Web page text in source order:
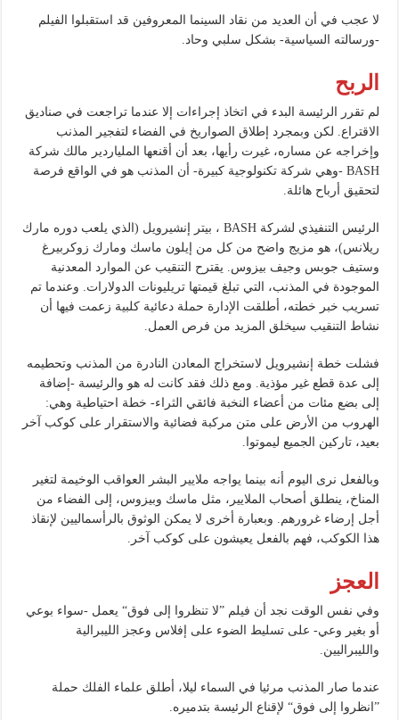
لا عجب في أن العديد من نقاد السينما المعروفين قد استقبلوا الفيلم
-ورسالته السياسية- بشكل سلبي وحاد.
الربح
لم تقرر الرئيسة البدء في اتخاذ إجراءات إلا عندما تراجعت في صناديق
الاقتراع. لكن وبمجرد إطلاق الصواريخ في الفضاء لتفجير المذنب
وإخراجه عن مساره، غيرت رأيها، بعد أن أقنعها الملياردير مالك شركة
BASH -وهي شركة تكنولوجية كبيرة- أن المذنب هو في الواقع فرصة
لتحقيق أرباح هائلة.
الرئيس التنفيذي لشركة BASH ، بيتر إنشيرويل (الذي يلعب دوره مارك
ريلانس)، هو مزيج واضح من كل من إيلون ماسك ومارك زوكربيرغ
وستيف جوبس وجيف بيزوس. يقترح التنقيب عن الموارد المعدنية
الموجودة في المذنب، التي تبلغ قيمتها تريليونات الدولارات. وعندما تم
تسريب خبر خطته، أطلقت الإدارة حملة دعائية كلبية زعمت فيها أن
نشاط التنقيب سيخلق المزيد من فرص العمل.
فشلت خطة إنشيرويل لاستخراج المعادن النادرة من المذنب وتحطيمه
إلى عدة قطع غير مؤذية. ومع ذلك فقد كانت له هو والرئيسة -إضافة
إلى بضع مئات من أعضاء النخبة فائقي الثراء- خطة احتياطية وهي:
الهروب من الأرض على متن مركبة فضائية والاستقرار على كوكب آخر
بعيد، تاركين الجميع ليموتوا.
وبالفعل نرى اليوم أنه بينما يواجه ملايير البشر العواقب الوخيمة لتغير
المناخ، ينطلق أصحاب الملايير، مثل ماسك وبيزوس، إلى الفضاء من
أجل إرضاء غرورهم. وبعبارة أخرى لا يمكن الوثوق بالرأسماليين لإنقاذ
هذا الكوكب، فهم بالفعل يعيشون على كوكب آخر.
العجز
وفي نفس الوقت نجد أن فيلم ”لا تنظروا إلى فوق“ يعمل -سواء بوعي
أو بغير وعي- على تسليط الضوء على إفلاس وعجز الليبرالية
والليبراليين.
عندما صار المذنب مرئيا في السماء ليلا، أطلق علماء الفلك حملة
”انظروا إلى فوق“ لإقناع الرئيسة بتدميره.